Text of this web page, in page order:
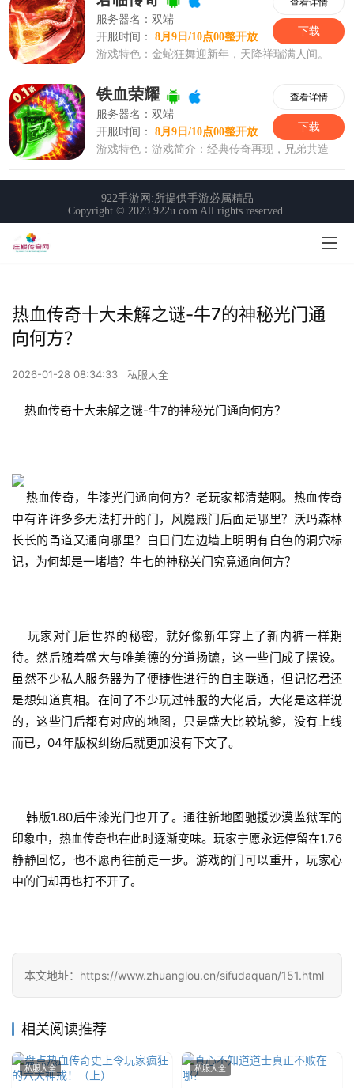
热血传奇十大未解之谜-牛7的神秘光门通
向何方？
2026-01-28 08:34:33 私服大全
热血传奇十大未解之谜-牛7的神秘光门通向何方？
热血传奇，牛漆光门通向何方？老玩家都清楚啊。热血传奇
中有许许多多无法打开的门，风魔殿门后面是哪里？沃玛森林
长长的甬道又通向哪里？白日门左边墙上明明有白色的洞穴标
记，为何却是一堵墙？牛七的神秘关门究竟通向何方？
玩家对门后世界的秘密，就好像新年穿上了新内裤一样期
待。然后随着盛大与唯美德的分道扬镳，这一些门成了摆设。
虽然不少私人服务器为了便捷性进行的自主联通，但记忆君还
是想知道真相。在问了不少玩过韩服的大佬后，大佬是这样说
的，这些门后都有对应的地图，只是盛大比较坑爹，没有上线
而已，04年版权纠纷后就更加没有下文了。
韩版1.80后牛漆光门也开了。通往新地图驰援沙漠监狱军的
印象中，热血传奇也在此时逐渐变味。玩家宁愿永远停留在1.76
静静回忆，也不愿再往前走一步。游戏的门可以重开，玩家心
中的门却再也打不开了。
本文地址：https://www.zhuanglou.cn/sifudaquan/151.html
相关阅读推荐
私服大全 私服大全